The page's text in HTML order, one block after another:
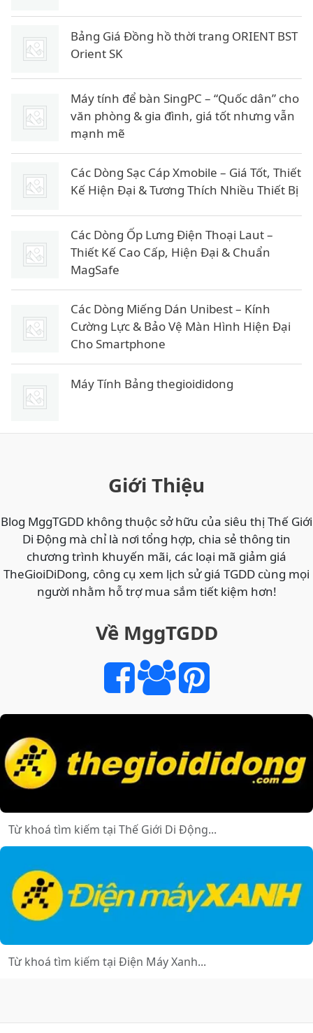
Bảng Giá Đồng hồ thời trang ORIENT BST
Orient SK
Máy tính để bàn SingPC – “Quốc dân” cho
văn phòng & gia đình, giá tốt nhưng vẫn
mạnh mẽ
Các Dòng Sạc Cáp Xmobile – Giá Tốt, Thiết
Kế Hiện Đại & Tương Thích Nhiều Thiết Bị
Các Dòng Ốp Lưng Điện Thoại Laut –
Thiết Kế Cao Cấp, Hiện Đại & Chuẩn
MagSafe
Các Dòng Miếng Dán Unibest – Kính
Cường Lực & Bảo Vệ Màn Hình Hiện Đại
Cho Smartphone
Máy Tính Bảng thegioididong
Giới Thiệu
Blog MggTGDD không thuộc sở hữu của siêu thị Thế Giới
Di Động mà chỉ là nơi tổng hợp, chia sẻ thông tin
chương trình khuyến mãi, các loại mã giảm giá
TheGioiDiDong, công cụ xem lịch sử giá TGDD cùng mọi
người nhằm hỗ trợ mua sắm tiết kiệm hơn!
Về MggTGDD